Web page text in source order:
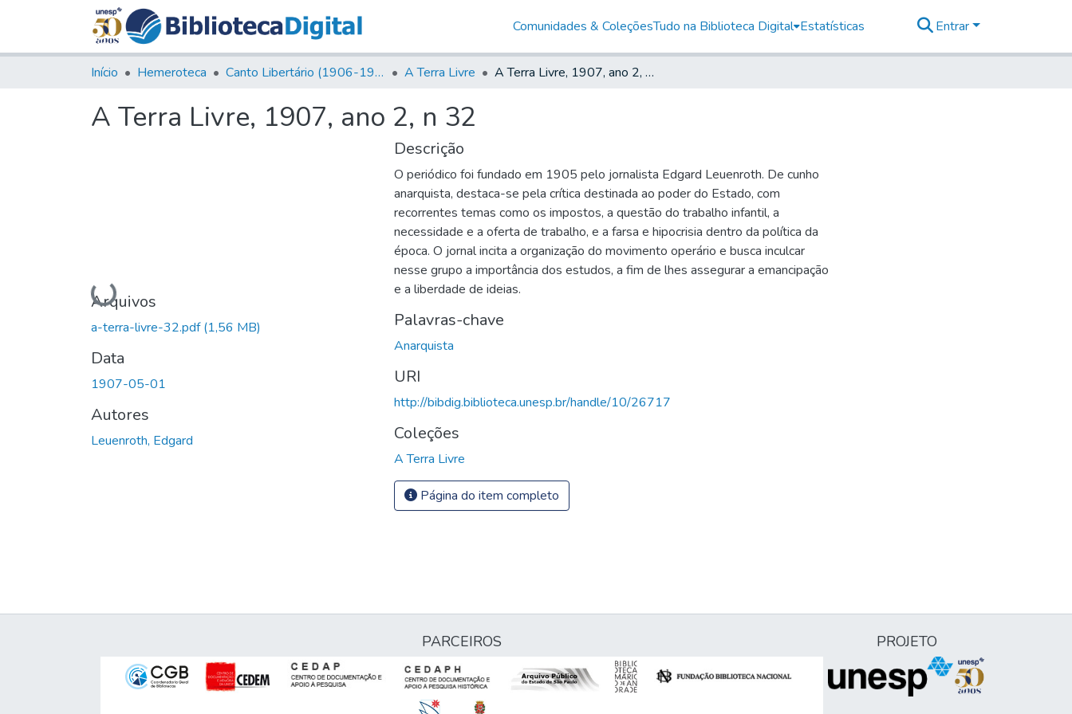
Comunidades & ColeçõesTudo na Biblioteca Digital Estatísticas Entrar
Início Hemeroteca Canto Libertário (1906-1995) A Terra Livre A Terra Livre, 1907, ano 2, n 32
A Terra Livre, 1907, ano 2, n 32
Carregando...
Arquivos
a-terra-livre-32.pdf(1,56 MB)
Data
1907-05-01
Autores
Leuenroth, Edgard
Descrição
O periódico foi fundado em 1905 pelo jornalista Edgard Leuenroth. De cunho
anarquista, destaca-se pela crítica destinada ao poder do Estado, com
recorrentes temas como os impostos, a questão do trabalho infantil, a
necessidade e a oferta de trabalho, e a farsa e hipocrisia dentro da política da
época. O jornal incita a organização do movimento operário e busca inculcar
nesse grupo a importância dos estudos, a fim de lhes assegurar a emancipação
e a liberdade de ideias.
Palavras-chave
Anarquista
URI
http://bibdig.biblioteca.unesp.br/handle/10/26717
Coleções
A Terra Livre
Página do item completo
PARCEIROS PROJETO